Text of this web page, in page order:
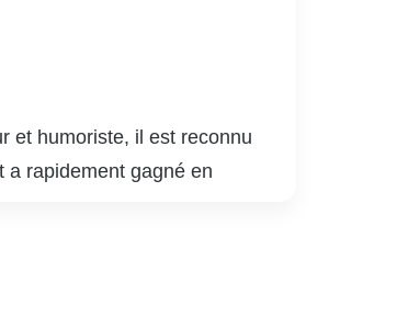
et humoriste, il est reconnu
a rapidement gagné en
plusieurs prix et distinctions,